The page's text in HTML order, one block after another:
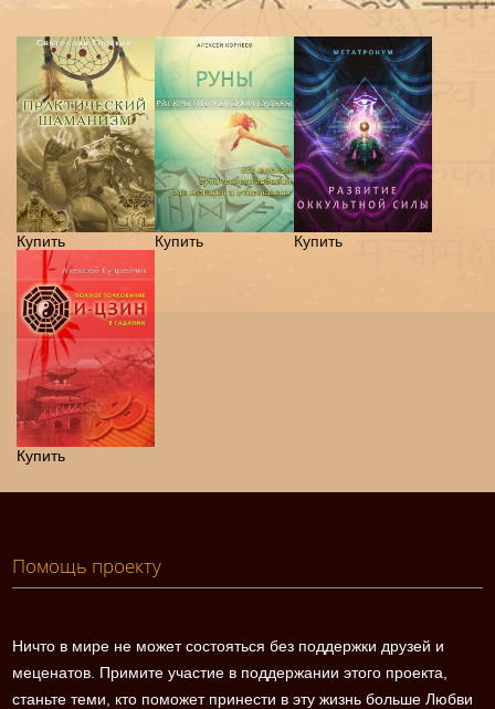
Купить Купить Купить
Купить
Помощь проекту
Ничто в мире не может состояться без поддержки друзей и
меценатов. Примите участие в поддержании этого проекта,
станьте теми, кто поможет принести в эту жизнь больше Любви